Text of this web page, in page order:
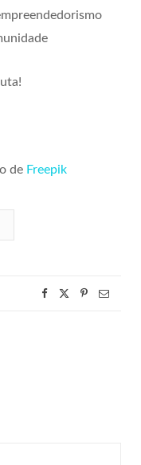
de Freepik